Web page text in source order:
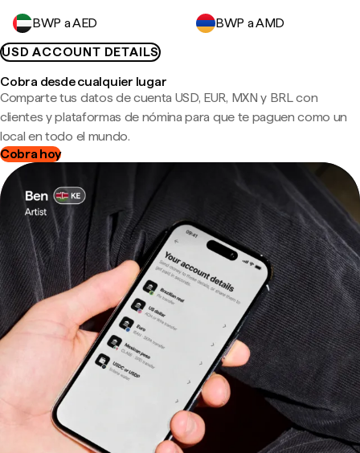
BWP a AED
BWP a AMD
USD ACCOUNT DETAILS
Cobra desde cualquier lugar
Comparte tus datos de cuenta USD, EUR, MXN y BRL con
clientes y plataformas de nómina para que te paguen como un
local en todo el mundo.
Cobra hoy